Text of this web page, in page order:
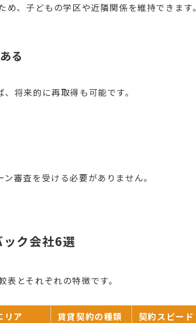
、子どもの学区や近隣関係を維持できます。
る
将来的に再取得も可能です。
審査を受ける必要がありません。
ック会社6選
とそれぞれの特徴です。
リア 賃貸契約の種類
契約スピード